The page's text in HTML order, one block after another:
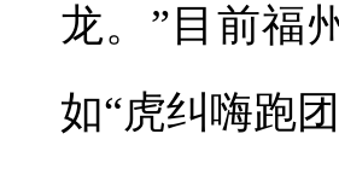
龙。”目前福
如“虎纠嗨跑